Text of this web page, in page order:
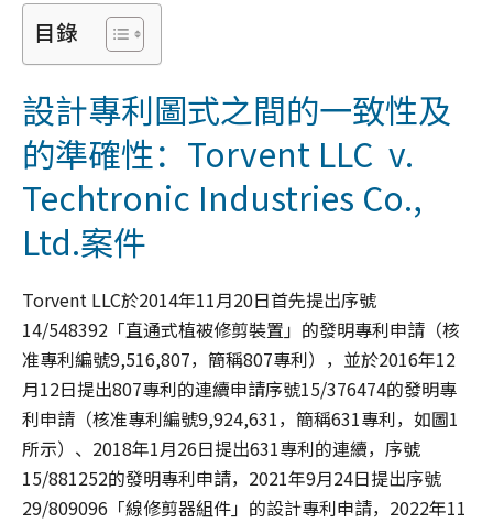
目錄
設計專利圖式之間的一致性及
的準確性：Torvent LLC v.
Techtronic Industries Co.,
Ltd.案件
Torvent LLC於2014年11月20日首先提出序號
14/548392「直通式植被修剪裝置」的發明專利申請（核
准專利編號9,516,807，簡稱807專利），並於2016年12
月12日提出807專利的連續申請序號15/376474的發明專
利申請（核准專利編號9,924,631，簡稱631專利，如圖1
所示）、2018年1月26日提出631專利的連續，序號
15/881252的發明專利申請，2021年9月24日提出序號
29/809096「線修剪器組件」的設計專利申請，2022年11